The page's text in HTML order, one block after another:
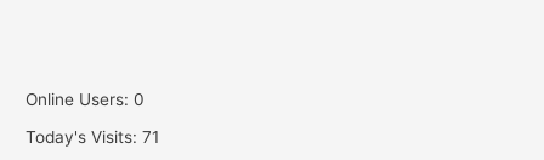
Online Users:0
Today's Visits:71